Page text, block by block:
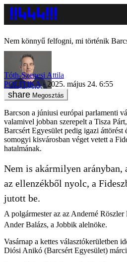
Nem könnyű felfogni, mi történik
Tóth-Szenesi Attila
POLITIKA
2025. május 24. 6:55
Megosztás
Barcson a júniusi európai parlamenti
valamivel jobban szerepelt a Tisza
Barcsért Egyesület pedig igazi áttörést
somogyi kisvárosban véget vetett a
hatalmának.
Nem is akármilyen arányban,
az ellenzékből nyolc, a
jutott be.
A polgármester az az Anderné
Ander Balázs, a Jobbik alelnöke.
Vasárnap a kettes választókerületben
Diósi Anikó (Barcsért Egyesület)